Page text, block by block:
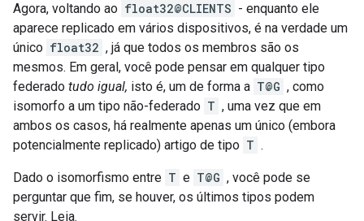
Agora, voltando ao float32@CLIENTS - enquanto ele
aparece replicado em vários dispositivos, é na verdade um
único float32 , já que todos os membros são os
mesmos. Em geral, você pode pensar em qualquer tipo
federado tudo igual, isto é, um de forma a T@G , como
isomorfo a um tipo não-federado T , uma vez que em
ambos os casos, há realmente apenas um único (embora
potencialmente replicado) artigo de tipo T .
Dado o isomorfismo entre T e T@G , você pode se
perguntar que fim, se houver, os últimos tipos podem
servir. Leia.